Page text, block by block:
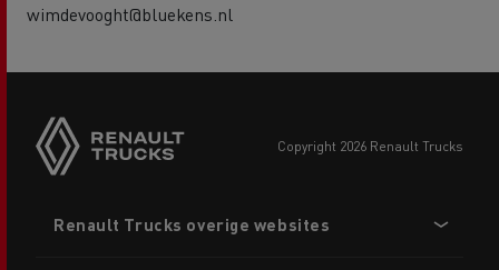
wimdevooght@bluekens.nl
copyright 2026 Renault Trucks
menu
Renault Trucks overige websites